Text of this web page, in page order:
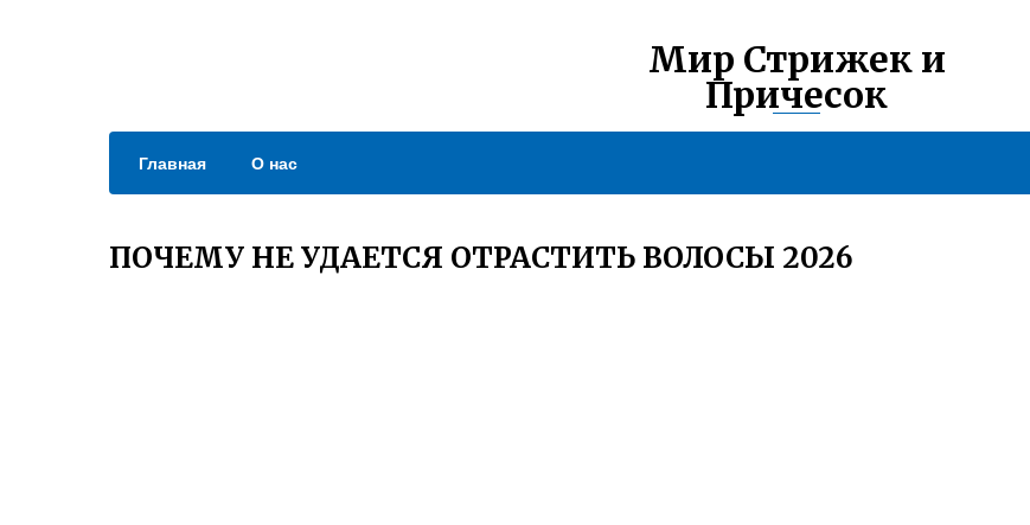
Мир Стрижек и
Причесок
Главная О нас
ПОЧЕМУ НЕ УДАЕТСЯ ОТРАСТИТЬ ВОЛОСЫ 2026